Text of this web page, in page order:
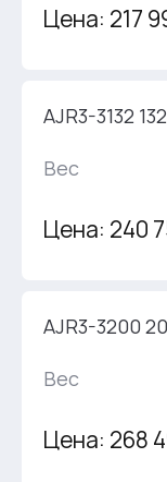
Цена: 217
AJR3-3132
Вес
Цена: 240
AJR3-3200
Вес
Цена: 268